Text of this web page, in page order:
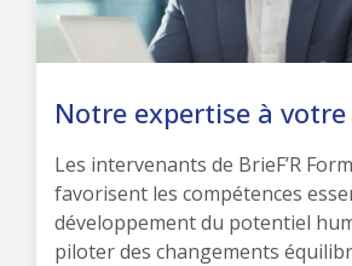
Notre expertise à
Les intervenants de BrieF’R
favorisent les compétences
développement du potentiel
piloter des changements